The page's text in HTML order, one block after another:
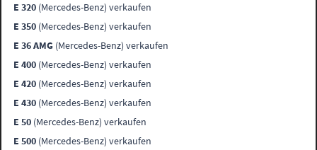
E 320 (Mercedes-Benz) verkaufen
E 350 (Mercedes-Benz) verkaufen
E 36 AMG (Mercedes-Benz) verkaufen
E 400 (Mercedes-Benz) verkaufen
E 420 (Mercedes-Benz) verkaufen
E 430 (Mercedes-Benz) verkaufen
E 50 (Mercedes-Benz) verkaufen
E 500 (Mercedes-Benz) verkaufen